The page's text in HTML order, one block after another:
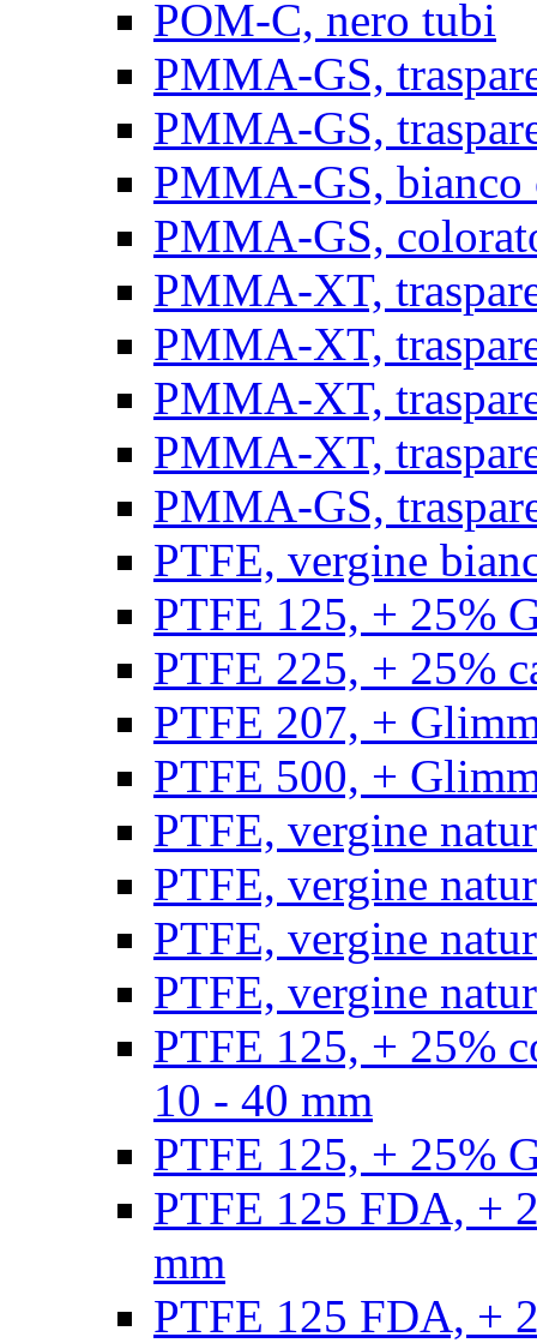
POM-C, nero tubi
PMMA-GS,
PMMA-GS,
PMMA-GS, bianco
PMMA-GS,
PMMA-XT,
PMMA-XT,
PMMA-XT,
PMMA-XT,
PMMA-GS,
PTFE, vergine
PTFE 125, + 25%
PTFE 225, + 25%
PTFE 207, +
PTFE 500, +
PTFE, vergine
PTFE, vergine
PTFE, vergine
PTFE, vergine
PTFE 125, + 25%
10 - 40 mm
PTFE 125, + 25%
PTFE 125 FDA, +
mm
PTFE 125 FDA, +